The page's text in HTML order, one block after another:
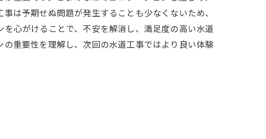
は予期せぬ問題が発生することも少なくないため、
心がけることで、不安を解消し、満足度の高い水道
重要性を理解し、次回の水道工事ではより良い体験